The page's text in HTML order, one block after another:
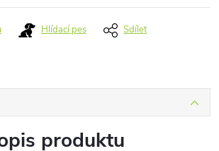
Hlídací pes Sdílet
produktu